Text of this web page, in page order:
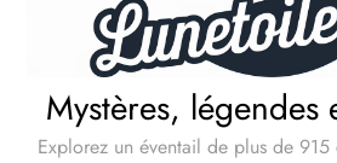
Mystères, légendes
Explorez un éventail de plus de 915